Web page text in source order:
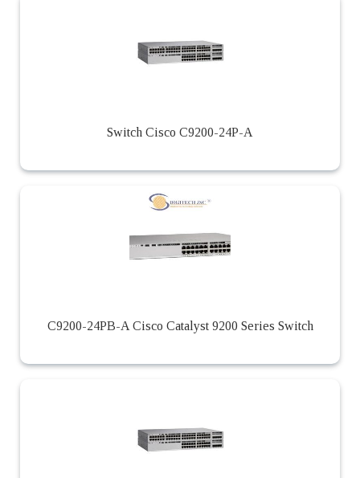
Switch Cisco C9200-24P-A
C9200-24PB-A Cisco Catalyst 9200 Series Switch